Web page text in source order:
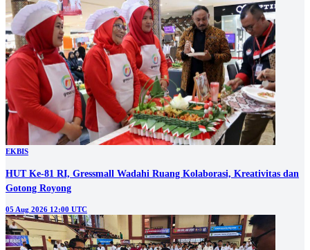
EKBIS
HUT Ke-81 RI, Gressmall Wadahi Ruang Kolaborasi, Kreativitas dan
Gotong Royong
05 Aug 2026 12:00 UTC